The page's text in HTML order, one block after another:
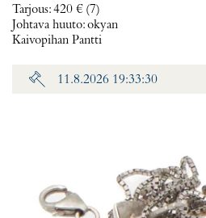
Tarjous:420 € (7)
Johtava huuto:okyan
Kaivopihan Pantti
11.8.2026 19:33:30